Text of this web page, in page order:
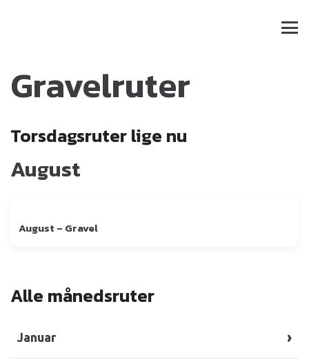
Gravelruter
Torsdagsruter lige nu
August
August – Gravel
Alle månedsruter
Januar